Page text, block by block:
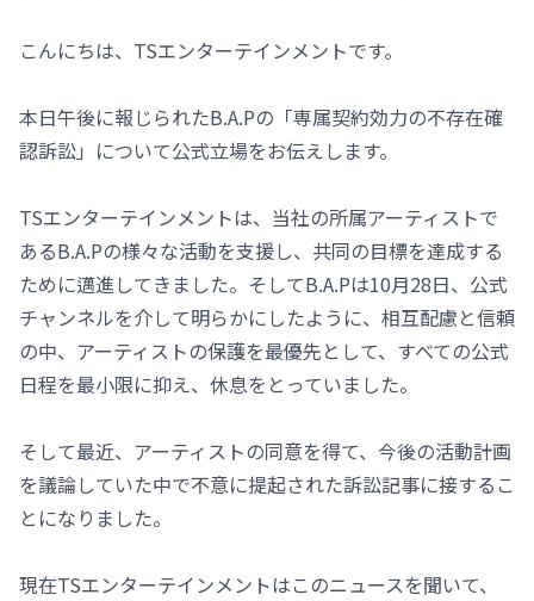
こんにちは、TSエンターテインメントです。
本日午後に報じられたB.A.Pの「専属契約効力の不存在確
認訴訟」について公式立場をお伝えします。
TSエンターテインメントは、当社の所属アーティストで
あるB.A.Pの様々な活動を支援し、共同の目標を達成する
ために邁進してきました。そしてB.A.Pは10月28日、公式
チャンネルを介して明らかにしたように、相互配慮と信頼
の中、アーティストの保護を最優先として、すべての公式
日程を最小限に抑え、休息をとっていました。
そして最近、アーティストの同意を得て、今後の活動計画
を議論していた中で不意に提起された訴訟記事に接するこ
とになりました。
現在TSエンターテインメントはこのニュースを聞いて、